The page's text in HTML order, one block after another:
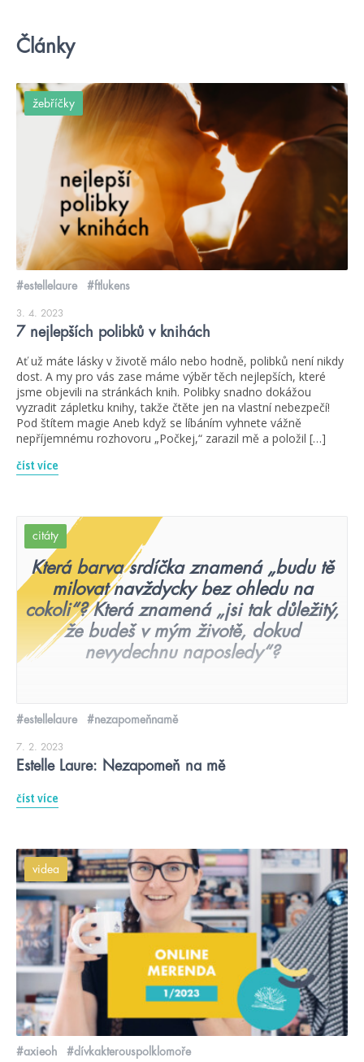
Články
žebříčky
#estellelaure #ftlukens
3. 4. 2023
7 nejlepších polibků v knihách
Ať už máte lásky v životě málo nebo hodně, polibků není nikdy
dost. A my pro vás zase máme výběr těch nejlepších, které
jsme objevili na stránkách knih. Polibky snadno dokážou
vyzradit zápletku knihy, takže čtěte jen na vlastní nebezpečí!
Pod štítem magie Aneb když se líbáním vyhnete vážně
nepříjemnému rozhovoru „Počkej,“ zarazil mě a položil […]
číst více
citáty
Která barva srdíčka znamená „budu tě
milovat navždycky bez ohledu na
cokoli“? Která znamená „jsi tak důležitý,
že budeš v mým životě, dokud
nevydechnu naposledy“?
#estellelaure #nezapomeňnamě
7. 2. 2023
Estelle Laure: Nezapomeň na mě
číst více
videa
#axieoh #dívkakterouspolklomoře